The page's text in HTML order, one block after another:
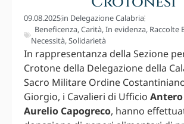
09.08.2025in Delegazione Calabria
Beneficenza,Carità,In evidenza, Raccolte
Necessità,Solidarietà
In rappresentanza della Sezione
Crotone della Delegazione della
Sacro Militare Ordine
Giorgio, i Cavalieri di Ufficio
Aurelio Capogreco, hanno